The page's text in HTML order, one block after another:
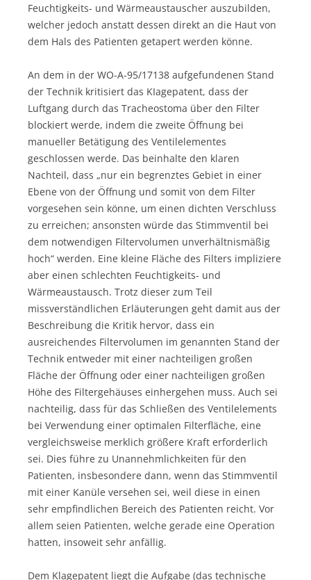
Feuchtigkeits- und Wärmeaustauscher auszubilden,
welcher jedoch anstatt dessen direkt an die Haut von
dem Hals des Patienten getapert werden könne.
An dem in der WO-A-95/17138 aufgefundenen Stand
der Technik kritisiert das KIagepatent, dass der
Luftgang durch das Tracheostoma über den Filter
blockiert werde, indem die zweite Öffnung bei
manueller Betätigung des Ventilelementes
geschlossen werde. Das beinhalte den klaren
Nachteil, dass „nur ein begrenztes Gebiet in einer
Ebene von der Öffnung und somit von dem Filter
vorgesehen sein könne, um einen dichten Verschluss
zu erreichen; ansonsten würde das Stimmventil bei
dem notwendigen Filtervolumen unverhältnismäßig
hoch“ werden. Eine kleine Fläche des Filters impliziere
aber einen schlechten Feuchtigkeits- und
Wärmeaustausch. Trotz dieser zum Teil
missverständlichen Erläuterungen geht damit aus der
Beschreibung die Kritik hervor, dass ein
ausreichendes Filtervolumen im genannten Stand der
Technik entweder mit einer nachteiligen großen
Fläche der Öffnung oder einer nachteiligen großen
Höhe des Filtergehäuses einhergehen muss. Auch sei
nachteilig, dass für das Schließen des Ventilelements
bei Verwendung einer optimalen Filterfläche, eine
vergleichsweise merklich größere Kraft erforderlich
sei. Dies führe zu Unannehmlichkeiten für den
Patienten, insbesondere dann, wenn das Stimmventil
mit einer Kanüle versehen sei, weil diese in einen
sehr empfindlichen Bereich des Patienten reicht. Vor
allem seien Patienten, welche gerade eine Operation
hatten, insoweit sehr anfällig.
Dem Klagepatent liegt die Aufgabe (das technische